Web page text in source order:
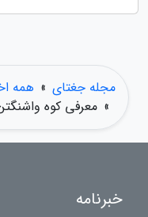
مجله جغتای » همه
» معرفی کوه
خبرنامه